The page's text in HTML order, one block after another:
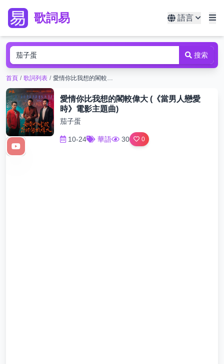
歌詞易 語言
搜索
首頁 / 歌詞列表 / 愛情你比我想的閣較偉大 (《當男人戀愛時》電影主題曲)
愛情你比我想的閣較偉大 (《當男人戀愛
時》電影主題曲)
茄子蛋
10-24 華語 30 0